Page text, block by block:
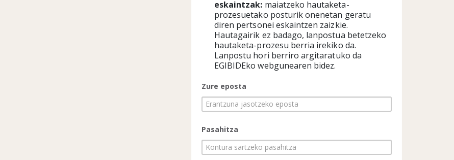
eskaintzak: maiatzeko hautaketa-
prozesuetako posturik onenetan geratu
diren pertsonei eskaintzen zaizkie.
Hautagairik ez badago, lanpostua betetzeko
hautaketa-prozesu berria irekiko da.
Lanpostu hori berriro argitaratuko da
EGIBIDEko webgunearen bidez.
Zure eposta
Pasahitza